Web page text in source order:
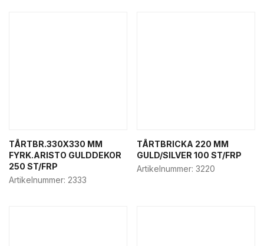
TÅRTBR.330X330 MM
FYRK.ARISTO GULDDEKOR
250 ST/FRP
Artikelnummer: 2333
TÅRTBRICKA 220 MM
GULD/SILVER 100 ST/FRP
Artikelnummer: 3220